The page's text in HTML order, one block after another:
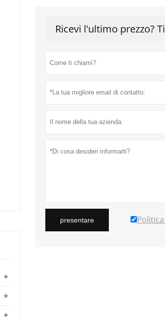
Ricevi l'ultimo prezzo?
presentare
+
+